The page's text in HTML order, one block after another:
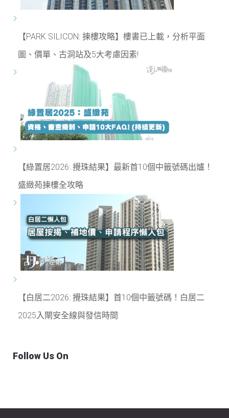
【PARK SILICON: 揀樓攻略】樓書已上載，分析平面
圖、價單、古洞站及5大考慮因素!
【綠置居2026: 攪珠結果】最新首10個中籤號碼出爐！
盛緻苑揀樓全攻略
【白居二2026: 攪珠結果】首10個中籤號碼！白居二
2025入閘安全線與發信時間
Follow Us On